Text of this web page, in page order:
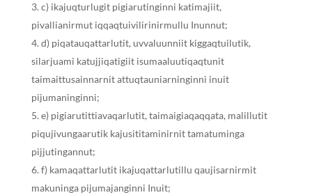
c) ikajuqturlugit pigiarutinginni katimajiit,
pivallianirmut iqqaqtuivilirinirmullu Inunnut;
d) piqatauqattarlutit, uvvaluunniit kiggaqtuilutik,
silarjuami katujjiqatigiit isumaaluutiqaqtunit
taimaittusainnarnit attuqtauniarninginni inuit
pijumaninginni;
e) pigiarutittiavaqarlutit, taimaigiaqaqqata, malillutit
piqujivungaarutik kajusititaminirnit tamatuminga
pijjutingannut;
f) kamaqattarlutit ikajuqattarlutillu qaujisarnirmit
makuninga pijumajanginni Inuit;